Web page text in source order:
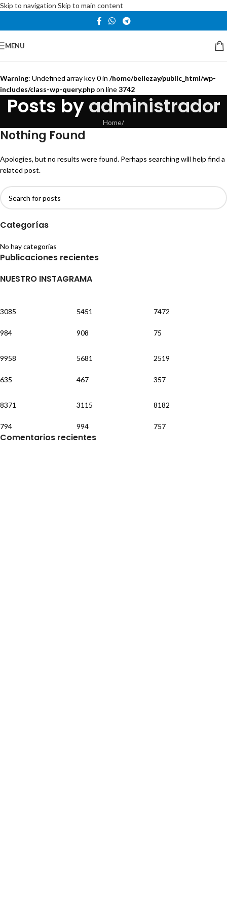
Skip to navigation Skip to main content
MENU
Warning: Undefined array key 0 in /home/bellezay/public_html/wp-
includes/class-wp-query.phpon line3742
Posts byadministrador
Home/
Nothing Found
Apologies, but no results were found. Perhaps searching will help find a
related post.
Categorías
No hay categorías
Publicaciones recientes
NUESTRO INSTAGRAMA
3085
984
5451
908
7472
75
9958
635
5681
467
2519
357
8371
794
3115
994
8182
757
Comentarios recientes